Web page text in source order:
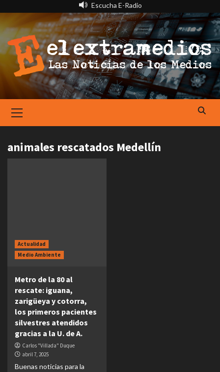
contenido
Escucha E-Radio
Menu
animales rescatados Medellín
Actualidad
Medio Ambiente
Metro de la 80 al
rescate: iguana,
zarigüeya y cotorra,
los primeros pacientes
silvestres atendidos
gracias a la U. de A.
Carlos "Villada" Duque
abril 7, 2025
Buenas noticias para la